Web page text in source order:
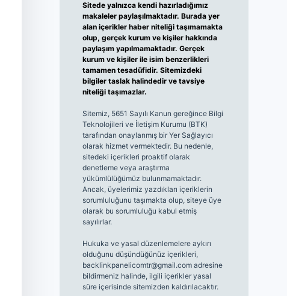
Sitede yalnızca kendi hazırladığımız
makaleler paylaşılmaktadır. Burada yer
alan içerikler haber niteliği taşımamakta
olup, gerçek kurum ve kişiler hakkında
paylaşım yapılmamaktadır. Gerçek
kurum ve kişiler ile isim benzerlikleri
tamamen tesadüfidir. Sitemizdeki
bilgiler taslak halindedir ve tavsiye
niteliği taşımazlar.
Sitemiz, 5651 Sayılı Kanun gereğince Bilgi
Teknolojileri ve İletişim Kurumu (BTK)
tarafından onaylanmış bir Yer Sağlayıcı
olarak hizmet vermektedir. Bu nedenle,
sitedeki içerikleri proaktif olarak
denetleme veya araştırma
yükümlülüğümüz bulunmamaktadır.
Ancak, üyelerimiz yazdıkları içeriklerin
sorumluluğunu taşımakta olup, siteye üye
olarak bu sorumluluğu kabul etmiş
sayılırlar.
Hukuka ve yasal düzenlemelere aykırı
olduğunu düşündüğünüz içerikleri,
backlinkpanelicomtr@gmail.comadresine
bildirmeniz halinde, ilgili içerikler yasal
süre içerisinde sitemizden kaldırılacaktır.